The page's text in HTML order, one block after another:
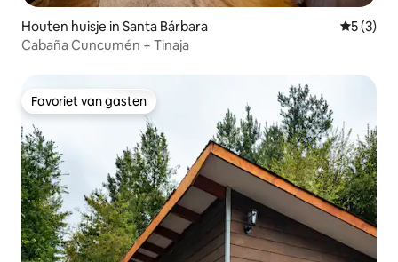
Houten huisje in Santa Bárbara
5 (3)
Cabaña Cuncumén + Tinaja
Favoriet van gasten
Favoriet van gasten